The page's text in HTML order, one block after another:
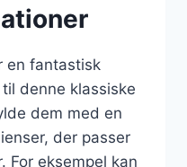
en fantastisk
denne klassiske
dem med en
der passer
For eksempel kan